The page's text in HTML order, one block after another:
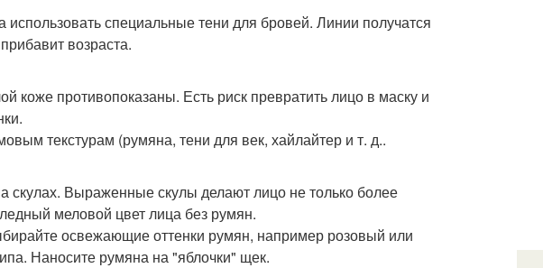
специальные тени для бровей. Линии получатся
возраста.
коже противопоказаны. Есть риск превратить лицо в маску и
текстурам (румяна, тени для век, хайлайтер и т. д..
скулах. Выраженные скулы делают лицо не только более
меловой цвет лица без румян.
освежающие оттенки румян, например розовый или
Наносите румяна на "яблочки" щек.